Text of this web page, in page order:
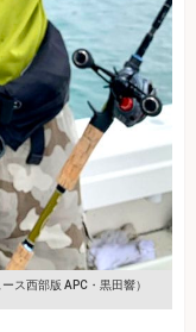
ス西部版 APC・黒田響）